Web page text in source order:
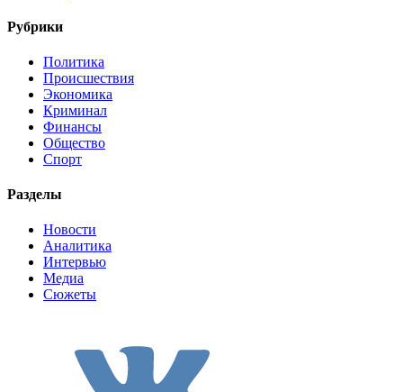
Рубрики
Политика
Происшествия
Экономика
Криминал
Финансы
Общество
Спорт
Разделы
Новости
Аналитика
Интервью
Медиа
Сюжеты